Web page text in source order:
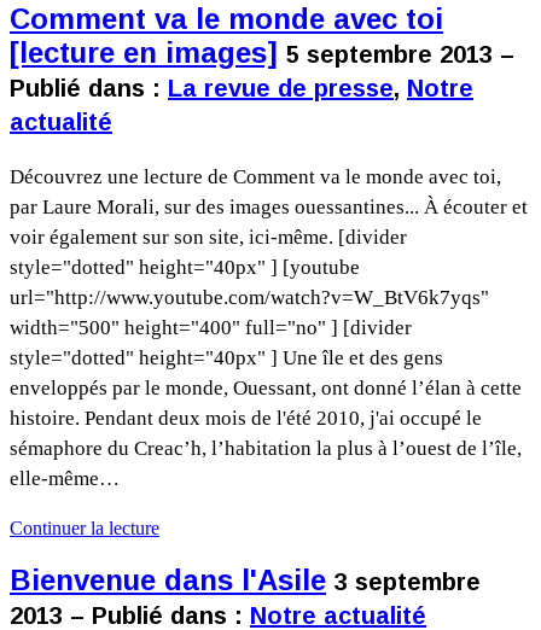
Comment va le monde avec toi
[lecture en images] 5 septembre 2013 –
Publié dans : La revue de presse, Notre
actualité
Découvrez une lecture de Comment va le monde avec toi,
par Laure Morali, sur des images ouessantines... À écouter et
voir également sur son site, ici-même. [divider
style="dotted" height="40px" ] [youtube
url="http://www.youtube.com/watch?v=W_BtV6k7yqs"
width="500" height="400" full="no" ] [divider
style="dotted" height="40px" ] Une île et des gens
enveloppés par le monde, Ouessant, ont donné l’élan à cette
histoire. Pendant deux mois de l'été 2010, j'ai occupé le
sémaphore du Creac’h, l’habitation la plus à l’ouest de l’île,
elle-même…
Continuer la lecture
Bienvenue dans l'Asile 3 septembre
2013 – Publié dans : Notre actualité